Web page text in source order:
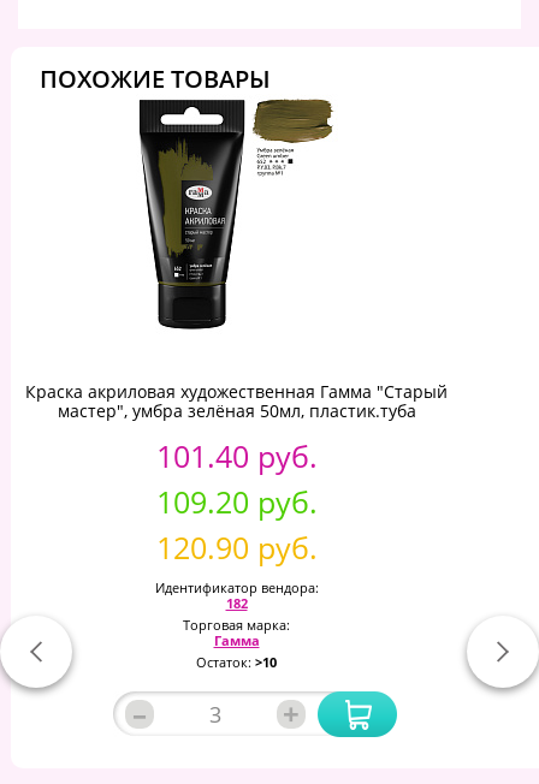
ПОХОЖИЕ ТОВАРЫ
Краска акриловая художественная Гамма "Старый
мастер", умбра зелёная 50мл, пластик.туба
101.40 руб.
109.20 руб.
120.90 руб.
Идентификатор вендора:
182
Торговая марка:
Гамма
Остаток: >10
– +